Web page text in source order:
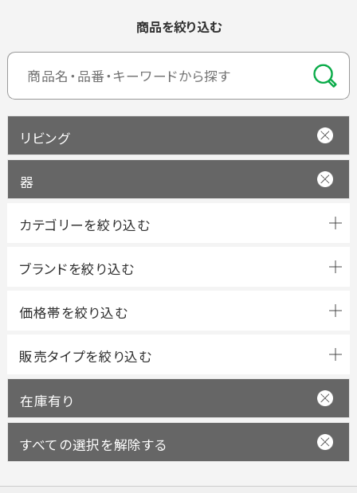
商品を絞り込む
リビング
器
ブランドを絞り込む
在庫有り
すべての選択を解除する